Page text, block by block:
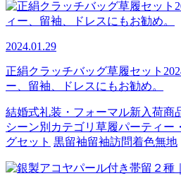
2024.01.29
正絹クラッチバッグ草履セット
ー、留袖、ドレスにもお勧め。
結婚式礼装・フォーマル新入荷商
シーン別カテゴリ 草履パーティー
グセット 黒留袖留袖訪問着色無地